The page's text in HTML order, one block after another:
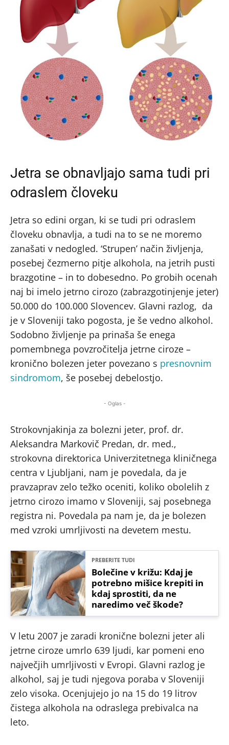
Jetra se obnavljajo sama tudi pri
odraslem človeku
Jetra so edini organ, ki se tudi pri odraslem
človeku obnavlja, a tudi na to se ne moremo
zanašati v nedogled. ‘Strupen’ način življenja,
posebej čezmerno pitje alkohola, na jetrih pusti
brazgotine – in to dobesedno. Po grobih ocenah
naj bi imelo jetrno cirozo (zabrazgotinjenje jeter)
50.000 do 100.000 Slovencev. Glavni razlog, da
je v Sloveniji tako pogosta, je še vedno alkohol.
Sodobno življenje pa prinaša še enega
pomembnega povzročitelja jetrne ciroze –
kronično bolezen jeter povezano s presnovnim
sindromom, še posebej debelostjo.
- Oglas -
Strokovnjakinja za bolezni jeter, prof. dr.
Aleksandra Markovič Predan, dr. med.,
strokovna direktorica Univerzitetnega kliničnega
centra v Ljubljani, nam je povedala, da je
pravzaprav zelo težko oceniti, koliko obolelih z
jetrno cirozo imamo v Sloveniji, saj posebnega
registra ni. Povedala pa nam je, da je bolezen
med vzroki umrljivosti na devetem mestu.
PREBERITE TUDI
Bolečine v križu: Kdaj je
potrebno mišice krepiti in
kdaj sprostiti, da ne
naredimo več škode?
V letu 2007 je zaradi kronične bolezni jeter ali
jetrne ciroze umrlo 639 ljudi, kar pomeni eno
največjih umrljivosti v Evropi. Glavni razlog je
alkohol, saj je tudi njegova poraba v Sloveniji
zelo visoka. Ocenjujejo jo na 15 do 19 litrov
čistega alkohola na odraslega prebivalca na
leto.